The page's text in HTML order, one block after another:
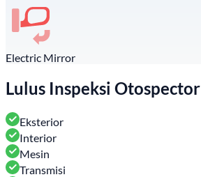
Electric Mirror
Lulus Inspeksi Otospector
Eksterior
Interior
Mesin
Transmisi